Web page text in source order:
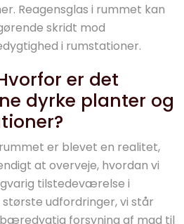
Reagensglas i rummet kan
skridt mod
i rumstationer.
er det
dyrke planter og
er blevet en realitet,
at overveje, hvordan vi
tilstedeværelse i
udfordringer, vi står
forsyning af mad til